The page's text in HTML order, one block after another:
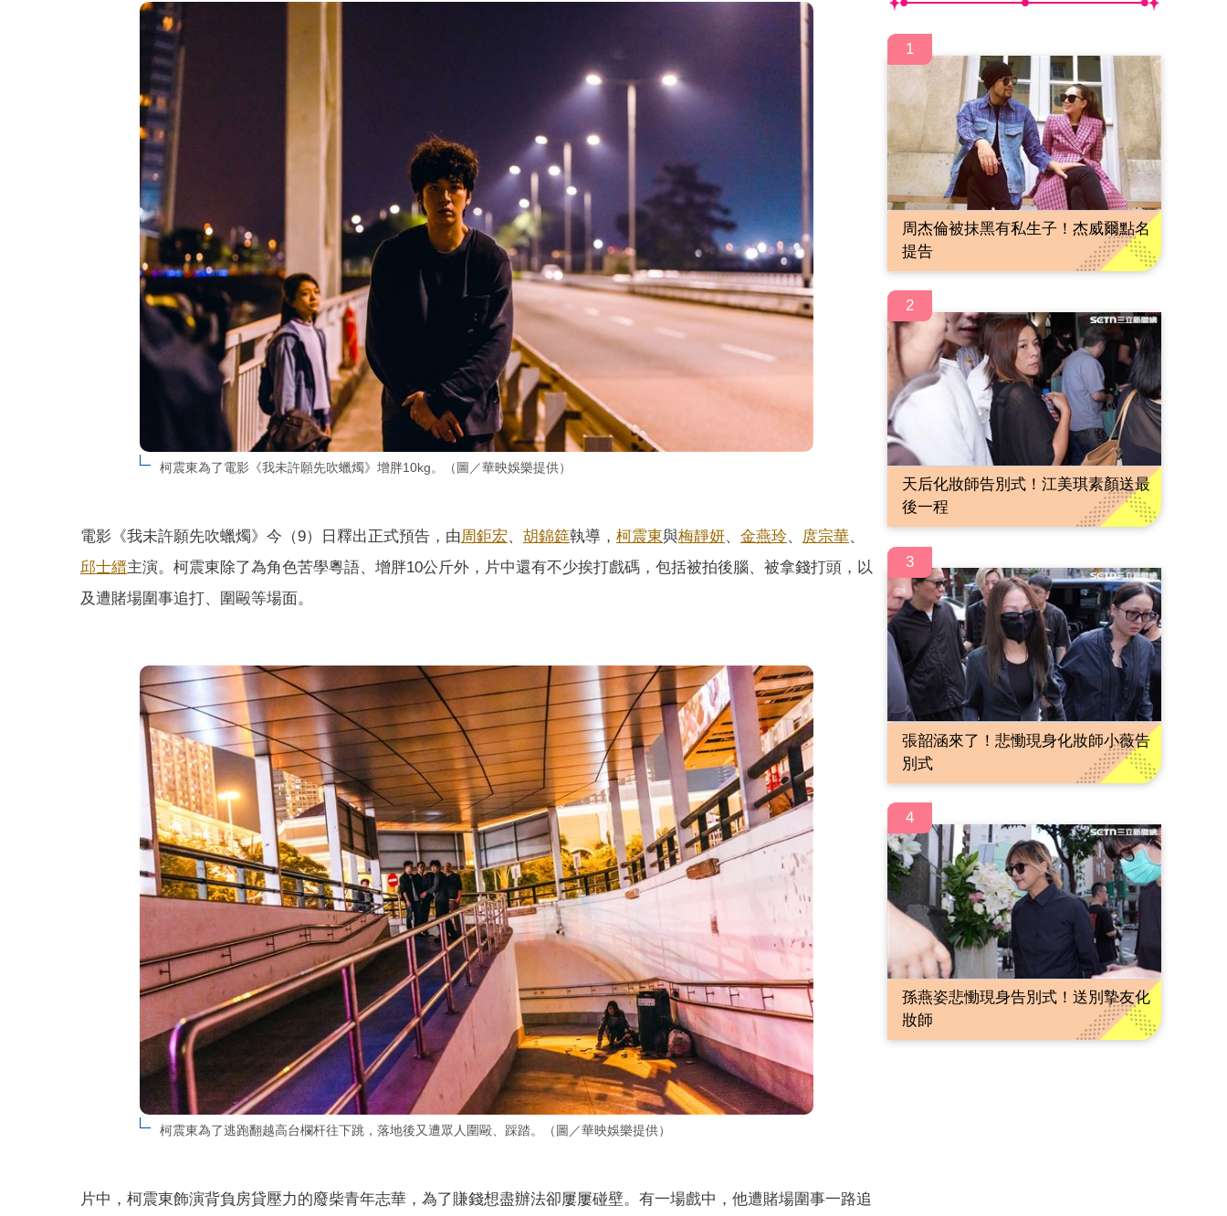
柯震東為了電影《我未許願先吹蠟燭》增胖10kg。（圖／華映娛樂提供）
電影《我未許願先吹蠟燭》今（9）日釋出正式預告，由周鉅宏、 胡錦筵執導， 柯震東與梅靜妍、 金燕玲、 庹宗華、
邱士縉主演。柯震東除了為角色苦學粵語、增胖10公斤外，片中還有不少挨打戲碼，包括被拍後腦、被拿錢打頭，以
及遭賭場圍事追打、圍毆等場面。
柯震東為了逃跑翻越高台欄杆往下跳，落地後又遭眾人圍毆、踩踏。（圖／華映娛樂提供）
片中，柯震東飾演背負房貸壓力的廢柴青年志華，為了賺錢想盡辦法卻屢屢碰壁。有一場戲中，他遭賭場圍事一路追
1
周杰倫被抹黑有私生子！杰威爾點名
提告
2
天后化妝師告別式！江美琪素顏送最
後一程
3
張韶涵來了！悲慟現身化妝師小薇告
別式
4
孫燕姿悲慟現身告別式！送別摯友化
妝師